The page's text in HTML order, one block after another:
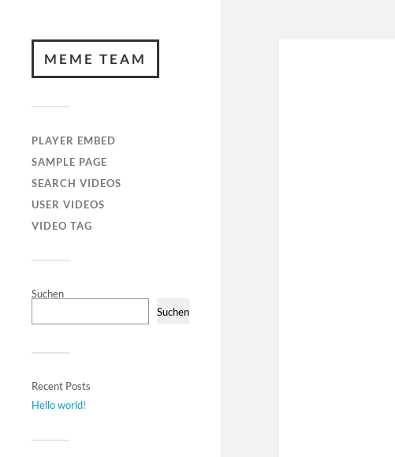
MEME TEAM
PLAYER EMBED
SAMPLE PAGE
SEARCH VIDEOS
USER VIDEOS
VIDEO TAG
Suchen
Suchen
Recent Posts
Hello world!